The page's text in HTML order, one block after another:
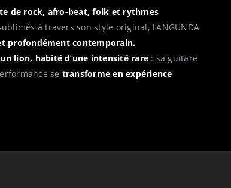
de rock, afro-beat, folk et rythmes
à travers son style original, l’ANGUNDA
profondément contemporain.
un lion, habité d’une intensité rare : sa guitare
se transforme en expérience